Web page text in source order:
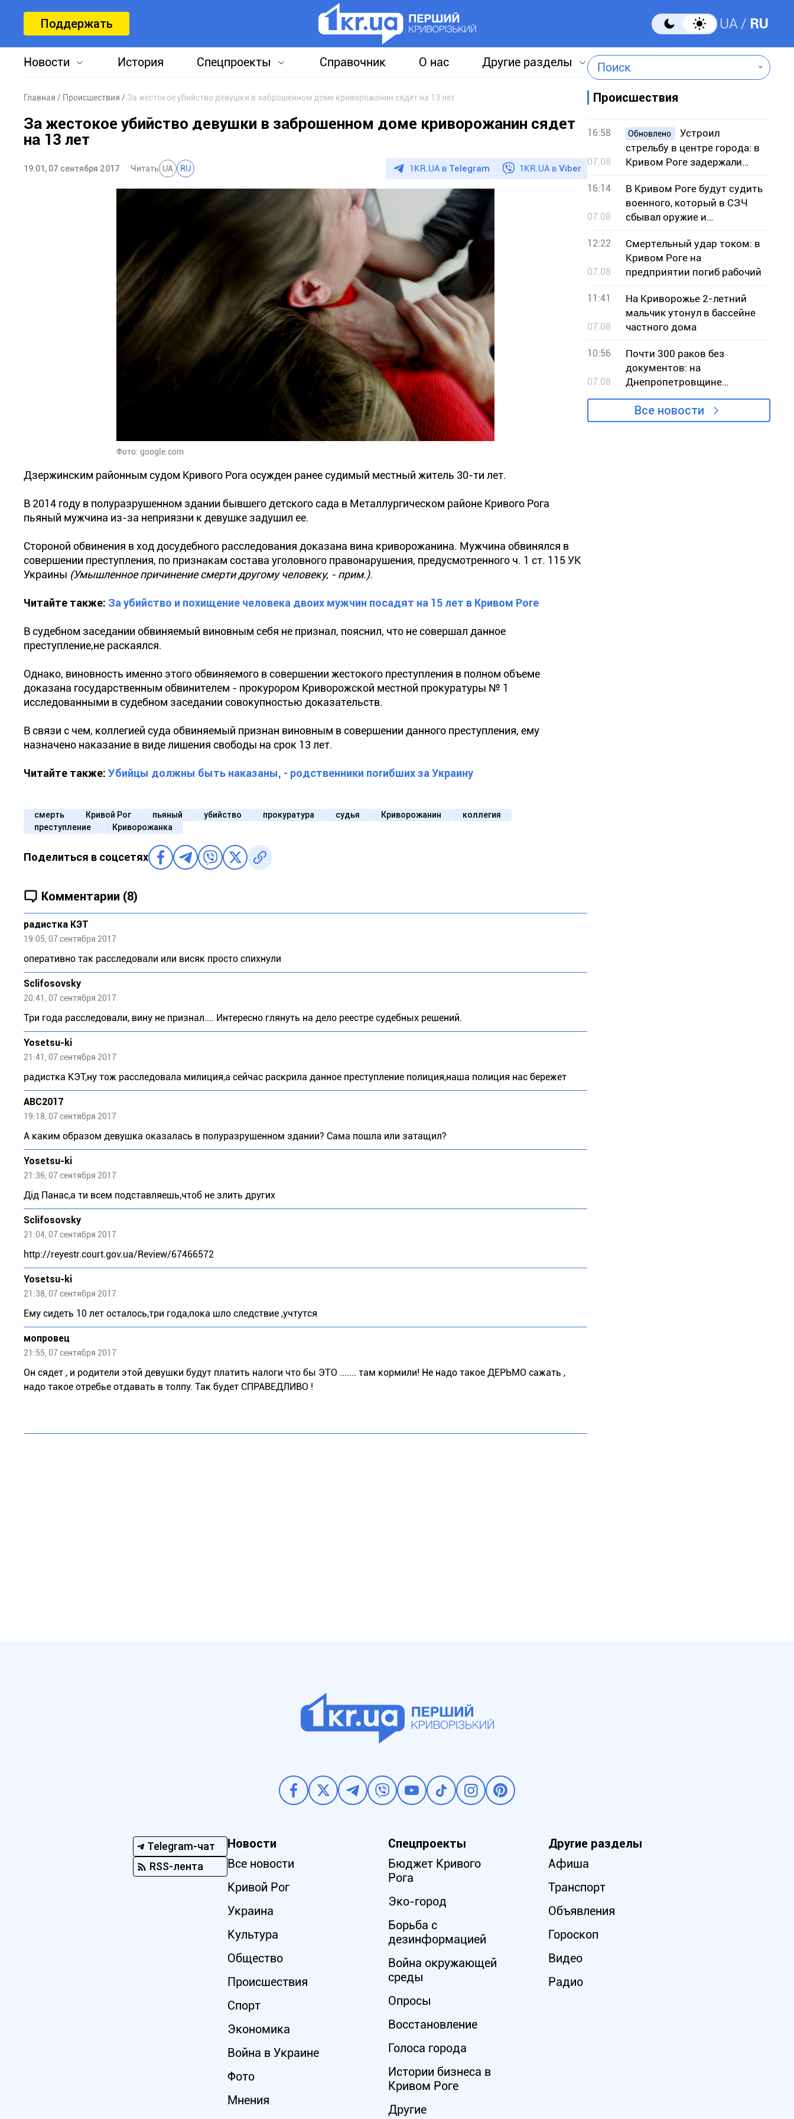
Поддержать UA RU
Новости История Спецпроекты Справочник О нас Другие разделы Поиск
Главная Происшествия За жестокое убийство девушки в заброшенном доме криворожанин сядет на 13 лет
За жестокое убийство девушки в заброшенном доме криворожанин сядет
на 13 лет
19:01, 07 сентября 2017 Читать UA RU 1KR.UA в Telegram 1KR.UA в Viber
Фото: google.com
Дзержинским районным судом Кривого Рога осужден ранее судимый местный житель 30-ти лет.
В 2014 году в полуразрушенном здании бывшего детского сада в Металлургическом районе Кривого Рога
пьяный мужчина из-за неприязни к девушке задушил ее.
Стороной обвинения в ход досудебного расследования доказана вина криворожанина. Мужчина обвинялся в
совершении преступления, по признакам состава уголовного правонарушения, предусмотренного ч. 1 ст. 115 УК
Украины (Умышленное причинение смерти другому человеку, - прим.).
Читайте также: За убийство и похищение человека двоих мужчин посадят на 15 лет в Кривом Роге
В судебном заседании обвиняемый виновным себя не признал, пояснил, что не совершал данное
преступление,не раскаялся.
Однако, виновность именно этого обвиняемого в совершении жестокого преступления в полном объеме
доказана государственным обвинителем - прокурором Криворожской местной прокуратуры № 1
исследованными в судебном заседании совокупностью доказательств.
В связи с чем, коллегией суда обвиняемый признан виновным в совершении данного преступления, ему
назначено наказание в виде лишения свободы на срок 13 лет.
Читайте также: Убийцы должны быть наказаны, - родственники погибших за Украину
смерть Кривой Рог пьяный убийство прокуратура судья Криворожанин
коллегия
преступление
Криворожанка
Поделиться в соцсетях
Комментарии (8)
радистка КЭТ
19:05, 07 сентября 2017
оперативно так расследовали или висяк просто спихнули
Sclifosovsky
20:41, 07 сентября 2017
Три года расследовали, вину не признал.... Интересно глянуть на дело реестре судебных решений.
Yosetsu-ki
21:41, 07 сентября 2017
радистка КЭТ,ну тож расследовала милиция,а сейчас раскрила данное преступление полиция,наша полиция нас бережет
ABC2017
19:18, 07 сентября 2017
А каким образом девушка оказалась в полуразрушенном здании? Сама пошла или затащил?
Yosetsu-ki
21:36, 07 сентября 2017
Дід Панас,а ти всем подставляешь,чтоб не злить других
Sclifosovsky
21:04, 07 сентября 2017
http://reyestr.court.gov.ua/Review/67466572
Yosetsu-ki
21:38, 07 сентября 2017
Ему сидеть 10 лет осталось,три года,пока шло следствие ,учтутся
мопровец
21:55, 07 сентября 2017
Он сядет , и родители этой девушки будут платить налоги что бы ЭТО ....... там кормили! Не надо такое ДЕРЬМО сажать ,
надо такое отребье отдавать в толпу. Так будет СПРАВЕДЛИВО !
Происшествия
16:58
07.08
Обновлено
Устроил
стрельбу в центре города: в
Кривом Роге задержали
подозреваемого
16:14
07.08
В Кривом Роге будут судить
военного, который в СЗЧ
сбывал оружие и
боеприпасы
12:22
07.08
Смертельный удар током: в
Кривом Роге на
предприятии погиб рабочий
11:41
07.08
На Криворожье 2-летний
мальчик утонул в бассейне
частного дома
10:56
07.08
Почти 300 раков без
документов: на
Днепропетровщине
разоблачили незаконную
продажу
Все новости
Telegram-чат
RSS-лента
Новости
Все новости
Кривой Рог
Украина
Культура
Общество
Происшествия
Спорт
Экономика
Война в Украине
Фото
Мнения
Спецпроекты
Бюджет Кривого
Рога
Эко-город
Борьба с
дезинформацией
Война окружающей
среды
Опросы
Восстановление
Голоса города
Истории бизнеса в
Кривом Роге
Другие
Другие разделы
Афиша
Транспорт
Объявления
Гороскоп
Видео
Радио